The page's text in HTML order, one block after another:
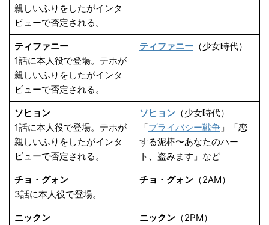
親しいふりをしたがインタ
ビューで否定される。
ティファニー
1話に本人役で登場。テホが
親しいふりをしたがインタ
ビューで否定される。
ティファニー（少女時代）
ソヒョン
1話に本人役で登場。テホが
親しいふりをしたがインタ
ビューで否定される。
ソヒョン（少女時代）
「プライバシー戦争」「恋
する泥棒〜あなたのハー
ト、盗みます」など
チョ・グォン
3話に本人役で登場。
チョ・グォン（2AM）
ニックン
ニックン（2PM）